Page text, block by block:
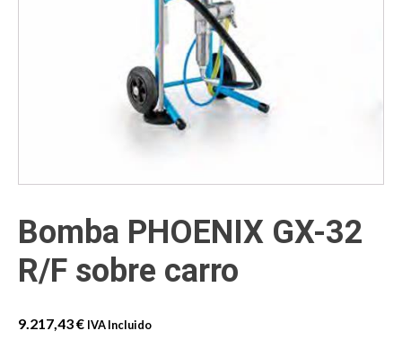
Bomba PHOENIX GX-32
R/F sobre carro
9.217,43€ IVA Incluido